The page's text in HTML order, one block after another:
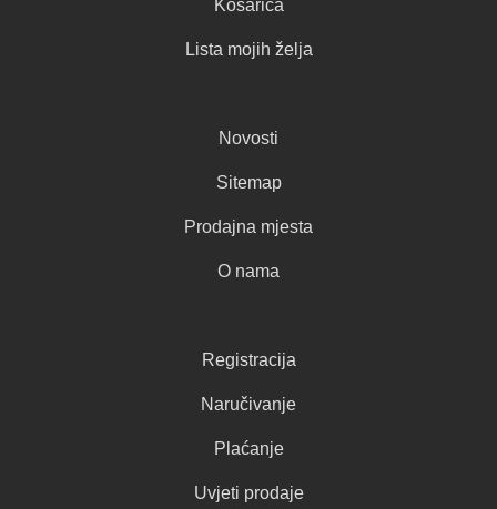
Košarica
Lista mojih želja
Novosti
Sitemap
Prodajna mjesta
O nama
Registracija
Naručivanje
Plaćanje
Uvjeti prodaje